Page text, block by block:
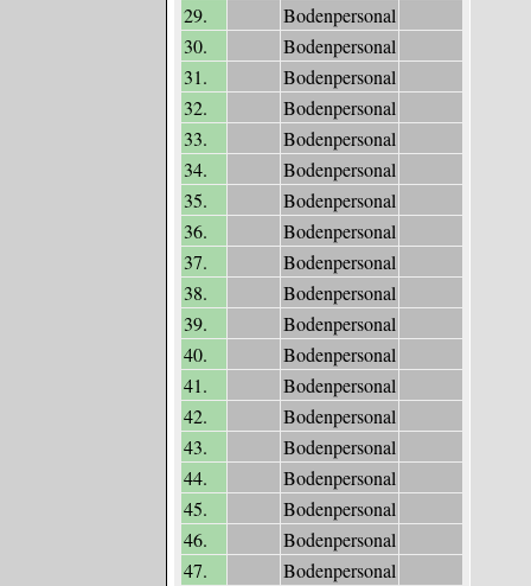
29.
Bodenpersonal
30.
Bodenpersonal
31.
Bodenpersonal
32.
Bodenpersonal
33.
Bodenpersonal
34.
Bodenpersonal
35.
Bodenpersonal
36.
Bodenpersonal
37.
Bodenpersonal
38.
Bodenpersonal
39.
Bodenpersonal
40.
Bodenpersonal
41.
Bodenpersonal
42.
Bodenpersonal
43.
Bodenpersonal
44.
Bodenpersonal
45.
Bodenpersonal
46.
Bodenpersonal
47.
Bodenpersonal